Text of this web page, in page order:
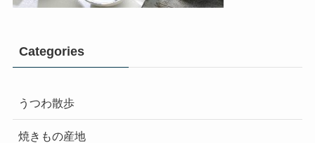
Categories
うつわ散歩
焼きもの産地